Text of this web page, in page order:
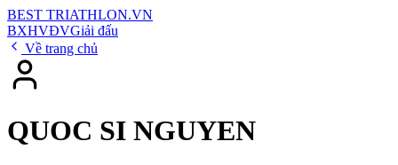
BEST TRIATHLON.VN
BXHVĐVGiải đấu
Về trang chủ
QUOC SI NGUYEN